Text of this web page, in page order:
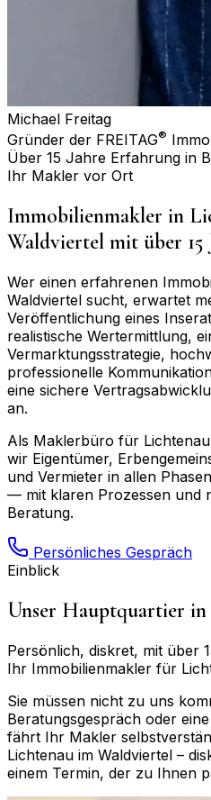
Michael Freitag
Gründer der FREITAG®
Über 15 Jahre Erfahrung in
Ihr Makler vor Ort
Immobilienmakler in
Waldviertel mit über 15
Wer einen erfahrenen
Waldviertel sucht, erwartet
Veröffentlichung eines
realistische Wertermittlung,
Vermarktungsstrategie,
professionelle
eine sichere
an.
Als Maklerbüro für
wir Eigentümer,
und Vermieter in allen
— mit klaren Prozessen und
Beratung.
Persönliches Gespräch
Einblick
Unser Hauptquartier
Persönlich, diskret, mit über
Ihr Immobilienmakler für
Sie müssen nicht zu uns
Beratungsgespräch oder
fährt Ihr Makler
Lichtenau im Waldviertel –
einem Termin, der zu Ihnen